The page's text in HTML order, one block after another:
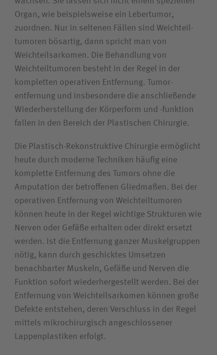
Suchwert
Ich bin
Patientin / Patient
Besucherin / Besucher
Unfallversicherungsträger
Zuweiserin / Zuweiser
Bewerberin / Bewerber
Journalistin / Journalist
Organ, wie beispielsweise ein Lebertumor,
zuordnen. Nur in seltenen Fällen sind Weichteil­
tumoren bösartig, dann spricht man von
Weichteil­sarkomen. Die Behandlung von
Weichteil­tumoren besteht in der Regel in der
kompletten operativen Entfernung. Tumor­
entfernung und insbesondere die anschließende
Wieder­herstellung der Körperform und -funktion
fallen in den Bereich der Plastischen Chirurgie.
Die Plastisch-Rekonstruktive Chirurgie ermöglicht
heute durch moderne Techniken häufig eine
komplette Entfernung des Tumors ohne die
Amputation der betroffenen Gliedmaßen. Bei der
operativen Entfernung von Weichteil­tumoren
können heute in der Regel wichtige Strukturen wie
Nerven oder Gefäße erhalten oder direkt ersetzt
werden. Ist die Entfernung ganzer Muskel­gruppen
nötig, kann durch geschicktes Umsetzen
benachbarter Muskeln, Gefäße und Nerven die
Funktion sofort wiederhergestellt werden. Bei der
Entfernung von Weichteil­sarkomen können große
Defekte entstehen, deren Verschluss in der Regel
mittels mikro­chirurgisch angeschlossener
Lappen­plastiken erfolgt.